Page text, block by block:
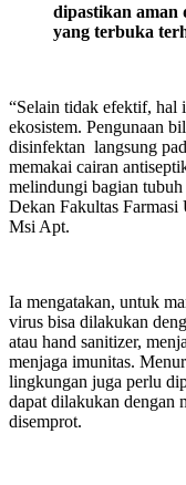
dipastikan aman
yang terbuka
“Selain tidak efektif, hal
ekosistem. Pengunaan
disinfektan langsung
memakai cairan
melindungi bagian
Dekan Fakultas
Msi Apt.
Ia mengatakan, untuk
virus bisa dilakukan
atau hand sanitizer,
menjaga imunitas.
lingkungan juga perlu
dapat dilakukan dengan
disemprot.